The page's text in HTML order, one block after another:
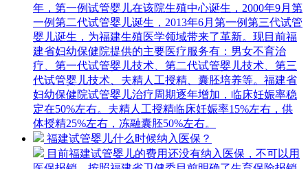
年，第一例试管婴儿在该院生殖中心诞生，2000年9月第
一例第二代试管婴儿诞生，2013年6月第一例第三代试管
婴儿诞生，为福建生殖医学领域带来了革新。现目前福
建省妇幼保健院提供的主要医疗服务有：男女不育治
疗、第一代试管婴儿技术、第二代试管婴儿技术、第三
代试管婴儿技术、夫精人工授精、囊胚培养等。福建省
妇幼保健院试管婴儿治疗周期逐年增加，临床妊娠率稳
定在50%左右。夫精人工授精临床妊娠率15%左右，供
体授精25%左右，冻融囊胚50%左右。
福建试管婴儿什么时候纳入医保？
目前福建试管婴儿的费用还没有纳入医保，不可以用